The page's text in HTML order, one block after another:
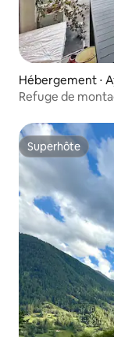
Hébergement ⋅
Refuge de
Superhôte
Superhôte